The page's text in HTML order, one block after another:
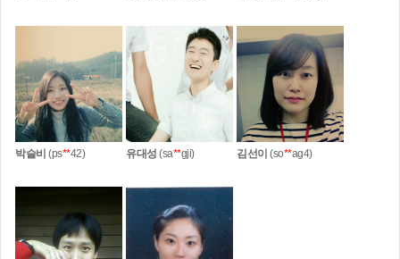
박슬비 (ps**42) 유대성 (sa**gji) 김선이 (so**ag4)